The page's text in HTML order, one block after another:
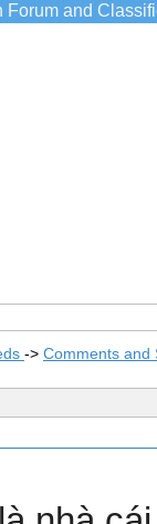
Forum and
-> Comments and